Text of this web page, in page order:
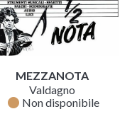
MEZZANOTA
Valdagno
fiber_manual_record Non disponibile